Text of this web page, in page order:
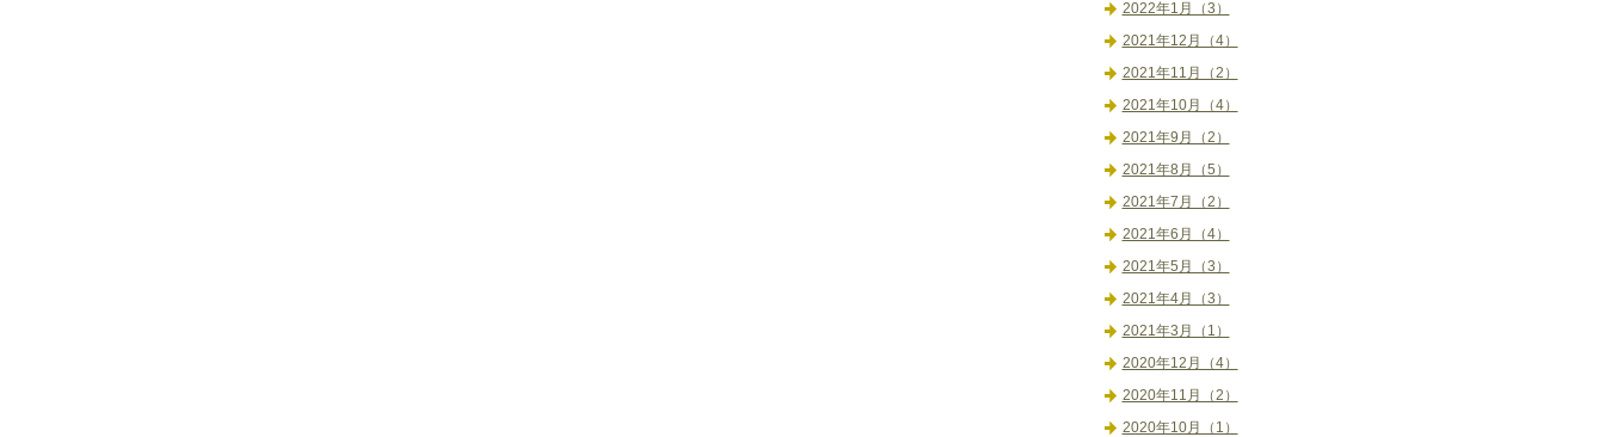
2022年1月（3）
2021年12月（4）
2021年11月（2）
2021年10月（4）
2021年9月（2）
2021年8月（5）
2021年7月（2）
2021年6月（4）
2021年5月（3）
2021年4月（3）
2021年3月（1）
2020年12月（4）
2020年11月（2）
2020年10月（1）